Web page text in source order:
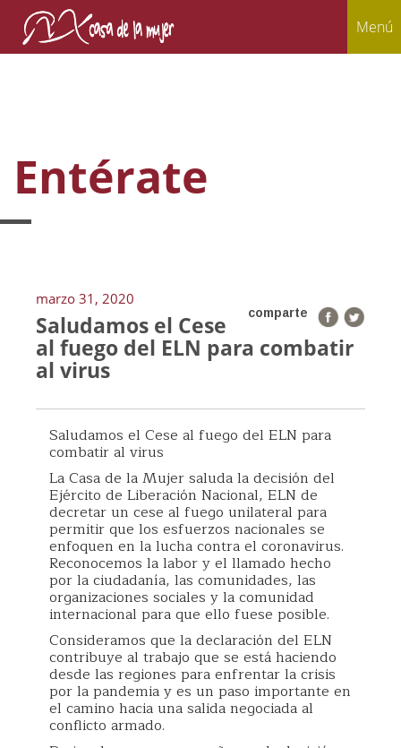
Menú
Entérate
marzo 31, 2020
comparte
Saludamos el Cese
al fuego del ELN para combatir
al virus
Saludamos el Cese al fuego del ELN para
combatir al virus
La Casa de la Mujer saluda la decisión del
Ejército de Liberación Nacional, ELN de
decretar un cese al fuego unilateral para
permitir que los esfuerzos nacionales se
enfoquen en la lucha contra el coronavirus.
Reconocemos la labor y el llamado hecho
por la ciudadanía, las comunidades, las
organizaciones sociales y la comunidad
internacional para que ello fuese posible.
Consideramos que la declaración del ELN
contribuye al trabajo que se está haciendo
desde las regiones para enfrentar la crisis
por la pandemia y es un paso importante en
el camino hacia una salida negociada al
conflicto armado.